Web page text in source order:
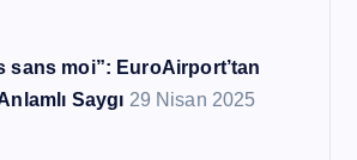
sans moi”: EuroAirport’tan
Saygı 29 Nisan 2025